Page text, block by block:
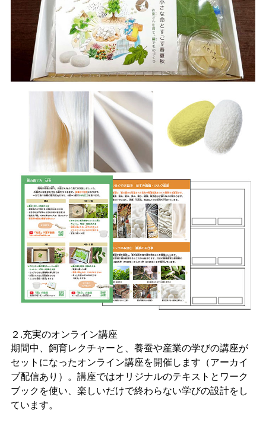
２.充実のオンライン講座
期間中、飼育レクチャーと、養蚕や産業の学びの講座が
セットになったオンライン講座を開催します（アーカイ
ブ配信あり）。講座ではオリジナルのテキストとワーク
ブックを使い、楽しいだけで終わらない学びの設計をし
ています。